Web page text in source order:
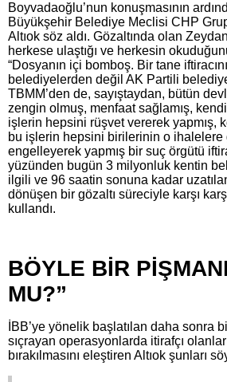
Boyvadaoğlu’nun konuşmasının
Büyükşehir Belediye Meclisi CHP
Altıok söz aldı. Gözaltında olan
herkese ulaştığı ve herkesin
“Dosyanın içi bomboş. Bir tane
belediyelerden değil AK Partili
TBMM’den de, sayıştaydan, bütün
zengin olmuş, menfaat sağlamış,
işlerin hepsini rüşvet vererek yapmış,
bu işlerin hepsini birilerinin o ihalelere
engelleyerek yapmış bir suç örgütü
yüzünden bugün 3 milyonluk kentin
ilgili ve 96 saatin sonuna kadar
dönüşen bir gözaltı süreciyle karşı
kullandı.
BÖYLE BİR
MU?”
İBB’ye yönelik başlatılan daha sonra
sıçrayan operasyonlarda itirafçı
bırakılmasını eleştiren Altıok şunları